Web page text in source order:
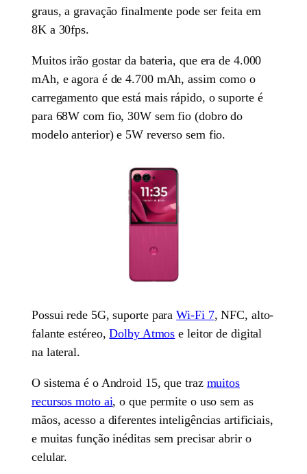
graus, a gravação finalmente pode ser feita em
8K a 30fps.
Muitos irão gostar da bateria, que era de 4.000
mAh, e agora é de 4.700 mAh, assim como o
carregamento que está mais rápido, o suporte é
para 68W com fio, 30W sem fio (dobro do
modelo anterior) e 5W reverso sem fio.
Possui rede 5G, suporte paraWi-Fi 7, NFC, alto-
falante estéreo,Dolby Atmos e leitor de digital
na lateral.
O sistema é o Android 15, que traz muitos
recursos moto ai, o que permite o uso sem as
mãos, acesso a diferentes inteligências artificiais,
e muitas função inéditas sem precisar abrir o
celular.